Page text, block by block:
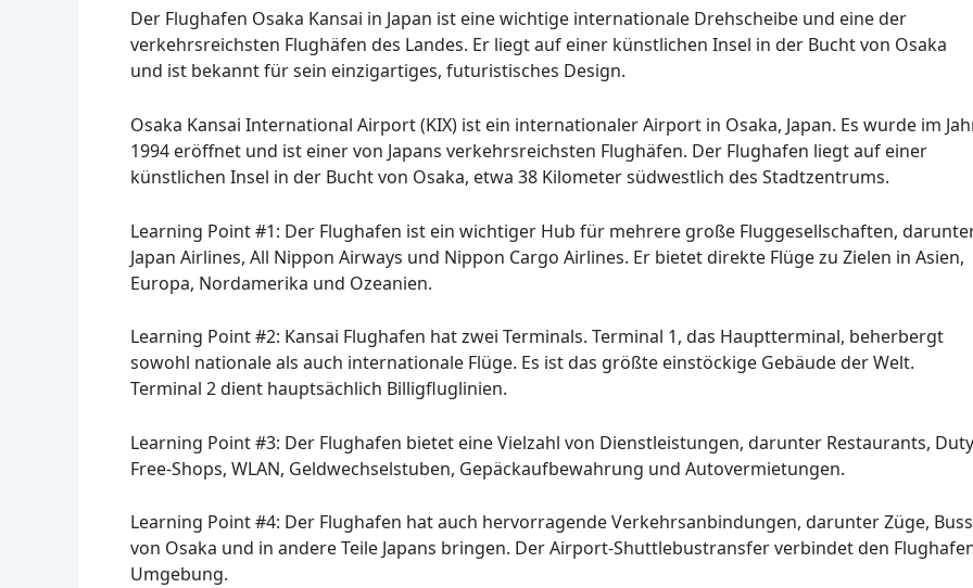
Der Flughafen Osaka Kansai in Japan ist eine wichtige internationale Drehscheibe und eine der
verkehrsreichsten Flughäfen des Landes. Er liegt auf einer künstlichen Insel in der Bucht von Osaka
und ist bekannt für sein einzigartiges, futuristisches Design.
Osaka Kansai International Airport (KIX) ist ein internationaler Airport in Osaka, Japan. Es wurde im
1994 eröffnet und ist einer von Japans verkehrsreichsten Flughäfen. Der Flughafen liegt auf einer
künstlichen Insel in der Bucht von Osaka, etwa 38 Kilometer südwestlich des Stadtzentrums.
Learning Point #1: Der Flughafen ist ein wichtiger Hub für mehrere große Fluggesellschaften,
Japan Airlines, All Nippon Airways und Nippon Cargo Airlines. Er bietet direkte Flüge zu Zielen in Asien,
Europa, Nordamerika und Ozeanien.
Learning Point #2: Kansai Flughafen hat zwei Terminals. Terminal 1, das Hauptterminal, beherbergt
sowohl nationale als auch internationale Flüge. Es ist das größte einstöckige Gebäude der Welt.
Terminal 2 dient hauptsächlich Billigfluglinien.
Learning Point #3: Der Flughafen bietet eine Vielzahl von Dienstleistungen, darunter Restaurants,
Free-Shops, WLAN, Geldwechselstuben, Gepäckaufbewahrung und Autovermietungen.
Learning Point #4: Der Flughafen hat auch hervorragende Verkehrsanbindungen, darunter Züge,
von Osaka und in andere Teile Japans bringen. Der Airport-Shuttlebustransfer verbindet den
Umgebung.